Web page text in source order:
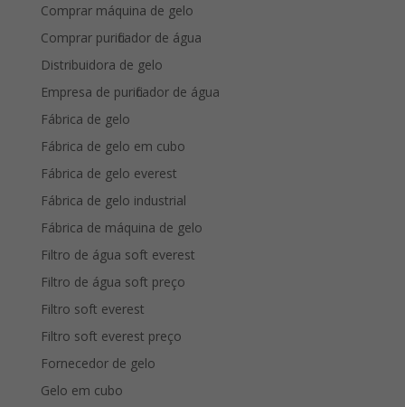
Comprar máquina de gelo
Comprar purificador de água
Distribuidora de gelo
Empresa de purificador de água
Fábrica de gelo
Fábrica de gelo em cubo
Fábrica de gelo everest
Fábrica de gelo industrial
Fábrica de máquina de gelo
Filtro de água soft everest
Filtro de água soft preço
Filtro soft everest
Filtro soft everest preço
Fornecedor de gelo
Gelo em cubo